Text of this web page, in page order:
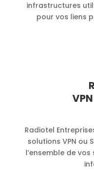
infrastructures
pour vos liens
Radiotel
solutions VPN ou
l’ensemble de